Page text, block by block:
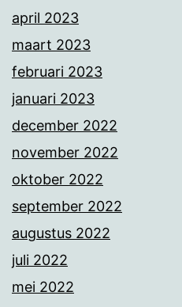
april 2023
maart 2023
februari 2023
januari 2023
december 2022
november 2022
oktober 2022
september 2022
augustus 2022
juli 2022
mei 2022